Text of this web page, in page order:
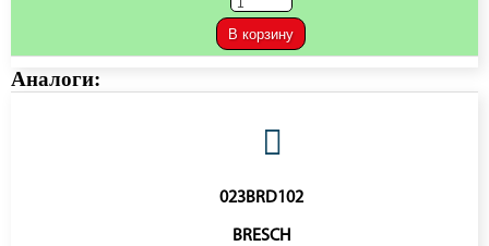
В корзину
Аналоги:
023BRD102
BRESCH